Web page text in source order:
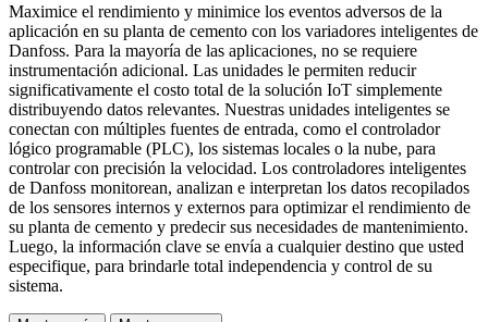
Maximice el rendimiento y minimice los eventos adversos de la
aplicación en su planta de cemento con los variadores inteligentes de
Danfoss. Para la mayoría de las aplicaciones, no se requiere
instrumentación adicional. Las unidades le permiten reducir
significativamente el costo total de la solución IoT simplemente
distribuyendo datos relevantes. Nuestras unidades inteligentes se
conectan con múltiples fuentes de entrada, como el controlador
lógico programable (PLC), los sistemas locales o la nube, para
controlar con precisión la velocidad. Los controladores inteligentes
de Danfoss monitorean, analizan e interpretan los datos recopilados
de los sensores internos y externos para optimizar el rendimiento de
su planta de cemento y predecir sus necesidades de mantenimiento.
Luego, la información clave se envía a cualquier destino que usted
especifique, para brindarle total independencia y control de su
sistema.